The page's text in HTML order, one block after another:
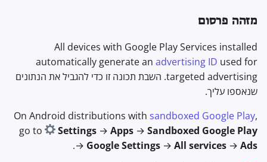
מזהה פרסום
All devices with Google Play Services installed
automatically generate an advertising ID used for
targeted advertising. השבת תכונה זו כדי להגביל את הנתונים
שנאספו עליך.
On Android distributions with sandboxed Google Play,
go to
Settings → Apps → Sandboxed Google Play
→ Google Settings → All services → Ads
.